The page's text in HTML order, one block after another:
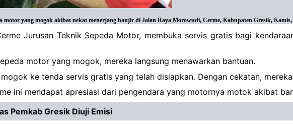
yang mogok akibat nekat menerjang banjir di Jalan Raya Morowudi, Cerme, Kabupaten Gresik, Kamis,
Jurusan Teknik Sepeda Motor, membuka servis gratis bagi
motor yang mogok, mereka langsung menawarkan bantuan.
ke tenda servis gratis yang telah disiapkan. Dengan cekatan,
ini mendapat apresiasi dari pengendara yang motornya motok akibat
Pemkab Gresik Diuji Emisi